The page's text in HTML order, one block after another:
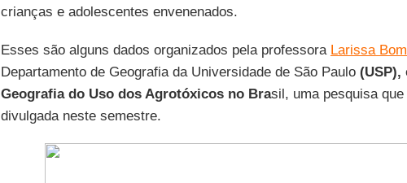
crianças e adolescentes envenenados.
Esses são alguns dados organizados pela professora Larissa
Departamento de Geografia da Universidade de São Paulo (USP),
Geografia do Uso dos Agrotóxicos no Brasil, uma pesquisa
divulgada neste semestre.